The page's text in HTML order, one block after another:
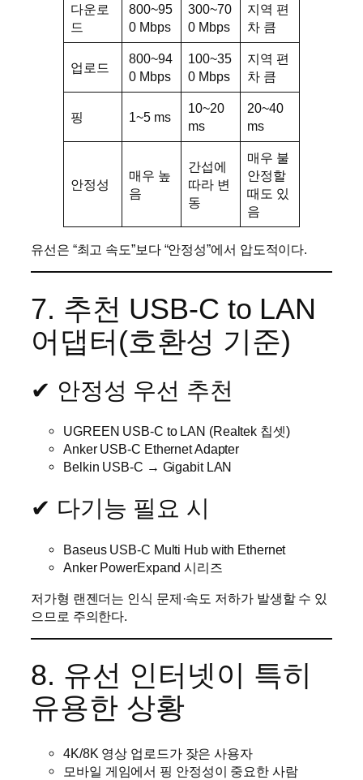
다운로
드
800~95
0 Mbps
300~70
0 Mbps
지역 편
차 큼
업로드
800~94
0 Mbps
100~35
0 Mbps
지역 편
차 큼
핑 1~5 ms
10~20
ms
20~40
ms
안정성
매우 높
음
간섭에
따라 변
동
매우 불
안정할
때도 있
음
유선은 “최고 속도”보다 “안정성”에서 압도적이다.
7. 추천 USB-C to LAN
어댑터(호환성 기준)
✔ 안정성 우선 추천
UGREEN USB-C to LAN (Realtek 칩셋)
Anker USB-C Ethernet Adapter
Belkin USB-C → Gigabit LAN
✔ 다기능 필요 시
Baseus USB-C Multi Hub with Ethernet
Anker PowerExpand 시리즈
저가형 랜젠더는 인식 문제·속도 저하가 발생할 수 있
으므로 주의한다.
8. 유선 인터넷이 특히
유용한 상황
4K/8K 영상 업로드가 잦은 사용자
모바일 게임에서 핑 안정성이 중요한 사람